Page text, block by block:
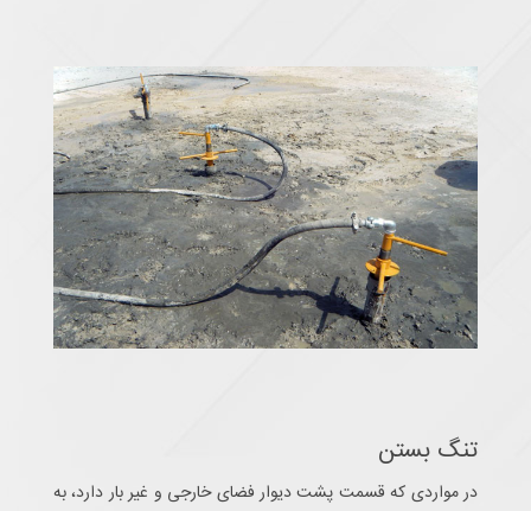
تنگ بستن
در مواردی که قسمت پشت دیوار فضای خارجی و غیر بار دارد، به